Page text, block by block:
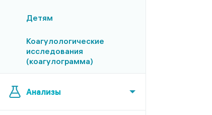
Детям
Коагулологические
исследования
(коагулограмма)
Анализы